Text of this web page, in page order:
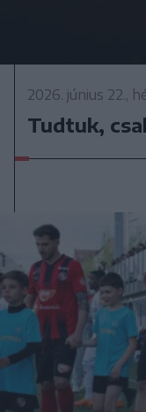
2026. június 22.,
Tudtuk,